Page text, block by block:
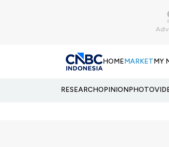
HOMEMARKETMY
RESEARCHOPINIONPHOTO